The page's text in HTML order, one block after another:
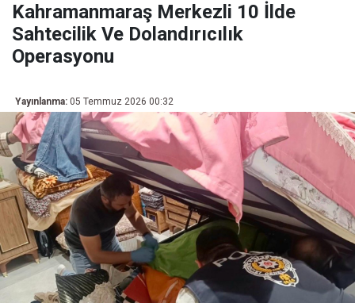
Kahramanmaraş Merkezli 10 İlde
Sahtecilik Ve Dolandırıcılık
Operasyonu
Yayınlanma: 05 Temmuz 2026 00:32